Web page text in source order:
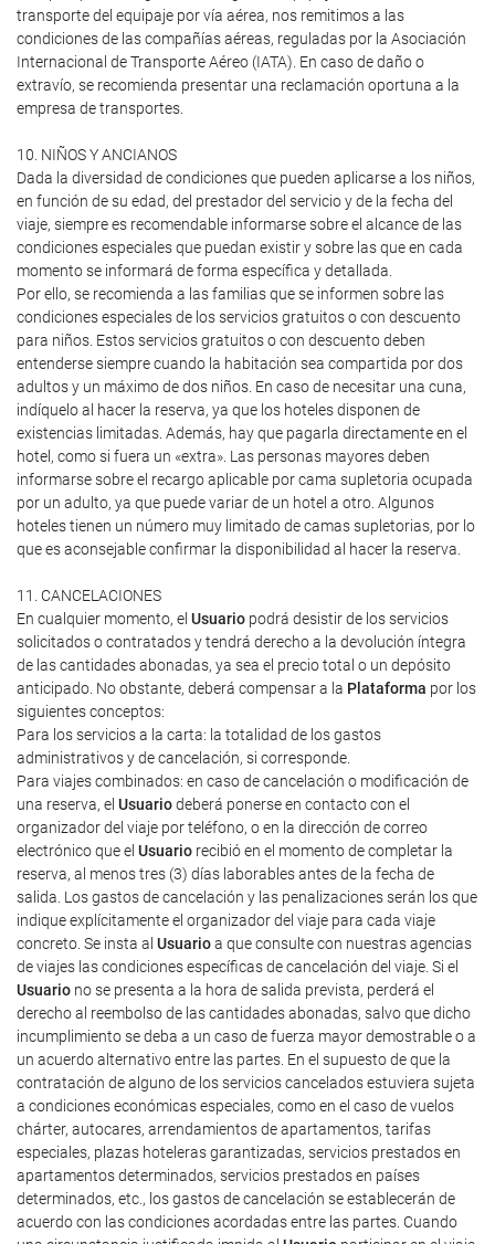
transporte del equipaje por vía aérea, nos remitimos a las
condiciones de las compañías aéreas, reguladas por la Asociación
Internacional de Transporte Aéreo (IATA). En caso de daño o
extravío, se recomienda presentar una reclamación oportuna a la
empresa de transportes.
10. NIÑOS Y ANCIANOS
Dada la diversidad de condiciones que pueden aplicarse a los niños,
en función de su edad, del prestador del servicio y de la fecha del
viaje, siempre es recomendable informarse sobre el alcance de las
condiciones especiales que puedan existir y sobre las que en cada
momento se informará de forma específica y detallada.
Por ello, se recomienda a las familias que se informen sobre las
condiciones especiales de los servicios gratuitos o con descuento
para niños. Estos servicios gratuitos o con descuento deben
entenderse siempre cuando la habitación sea compartida por dos
adultos y un máximo de dos niños. En caso de necesitar una cuna,
indíquelo al hacer la reserva, ya que los hoteles disponen de
existencias limitadas. Además, hay que pagarla directamente en el
hotel, como si fuera un «extra». Las personas mayores deben
informarse sobre el recargo aplicable por cama supletoria ocupada
por un adulto, ya que puede variar de un hotel a otro. Algunos
hoteles tienen un número muy limitado de camas supletorias, por lo
que es aconsejable confirmar la disponibilidad al hacer la reserva.
11. CANCELACIONES
En cualquier momento, el Usuario podrá desistir de los servicios
solicitados o contratados y tendrá derecho a la devolución íntegra
de las cantidades abonadas, ya sea el precio total o un depósito
anticipado. No obstante, deberá compensar a la Plataforma por los
siguientes conceptos:
Para los servicios a la carta: la totalidad de los gastos
administrativos y de cancelación, si corresponde.
Para viajes combinados: en caso de cancelación o modificación de
una reserva, el Usuariodeberá ponerse en contacto con el
organizador del viaje por teléfono, o en la dirección de correo
electrónico que el Usuario recibió en el momento de completar la
reserva, al menos tres (3) días laborables antes de la fecha de
salida. Los gastos de cancelación y las penalizaciones serán los que
indique explícitamente el organizador del viaje para cada viaje
concreto. Se insta al Usuarioa que consulte con nuestras agencias
de viajes las condiciones específicas de cancelación del viaje. Si el
Usuario no se presenta a la hora de salida prevista, perderá el
derecho al reembolso de las cantidades abonadas, salvo que dicho
incumplimiento se deba a un caso de fuerza mayor demostrable o a
un acuerdo alternativo entre las partes. En el supuesto de que la
contratación de alguno de los servicios cancelados estuviera sujeta
a condiciones económicas especiales, como en el caso de vuelos
chárter, autocares, arrendamientos de apartamentos, tarifas
especiales, plazas hoteleras garantizadas, servicios prestados en
apartamentos determinados, servicios prestados en países
determinados, etc., los gastos de cancelación se establecerán de
acuerdo con las condiciones acordadas entre las partes. Cuando